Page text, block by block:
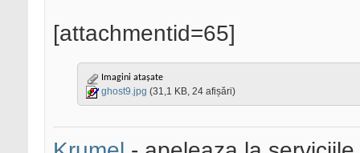
[attachmentid=65]
Imagini atașate
ghost9.jpg (31,1 KB, 24 afișări)